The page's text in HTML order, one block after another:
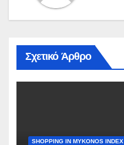
Σχετικό Άρθρο
SHOPPING IN MYKONOS INDEX